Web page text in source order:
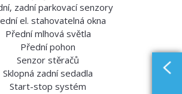
zadní parkovací senzory
el. stahovatelná okna
Přední mlhová světla
Přední pohon
Senzor stěračů
Sklopná zadní sedadla
Start-stop systém